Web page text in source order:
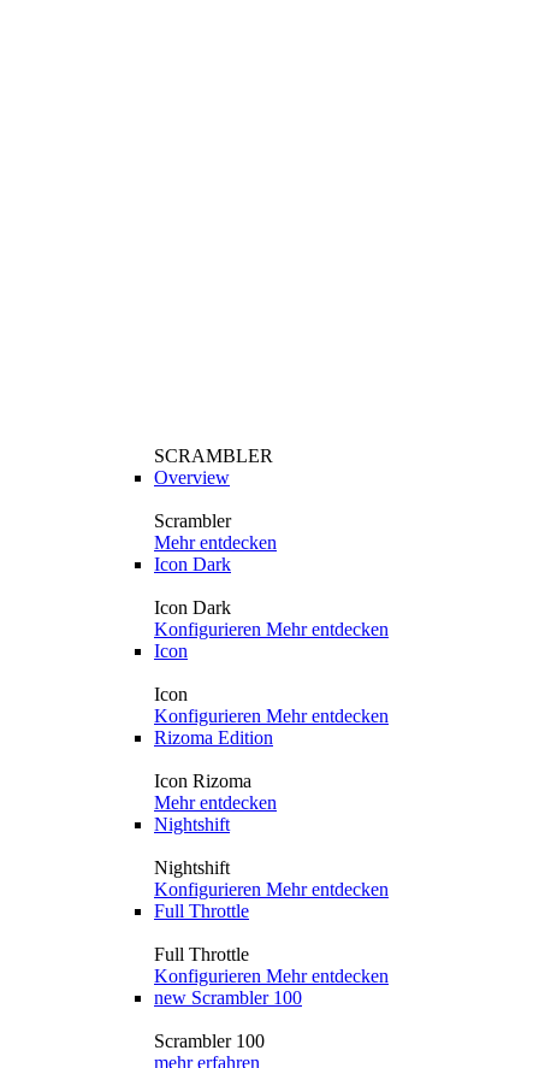
SCRAMBLER
Overview
Scrambler
Mehr entdecken
Icon Dark
Icon Dark
Konfigurieren Mehr entdecken
Icon
Icon
Konfigurieren Mehr entdecken
Rizoma Edition
Icon Rizoma
Mehr entdecken
Nightshift
Nightshift
Konfigurieren Mehr entdecken
Full Throttle
Full Throttle
Konfigurieren Mehr entdecken
new Scrambler 100
Scrambler 100
mehr erfahren